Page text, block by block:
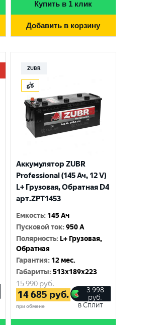
Купить в 1 клик
Добавить в корзину
ZUBR
Аккумулятор ZUBR
Professional (145 Ач, 12 V)
L+ Грузовая, Обратная D4
арт.ZPT1453
Емкость: 145 Ач
Пусковой ток:950 A
Полярность: L+ Грузовая,
Обратная
Гарантия: 12 мес.
Габариты:513x189x223
15 990руб.
14 685 руб.
при обмене
3 998
руб.
в Сплит